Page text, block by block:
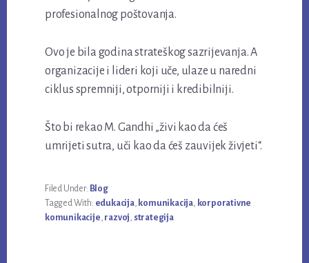
profesionalnog poštovanja.
Ovo je bila godina strateškog sazrijevanja. A
organizacije i lideri koji uče, ulaze u naredni
ciklus spremniji, otporniji i kredibilniji.
Što bi rekao M. Gandhi „živi kao da ćeš
umrijeti sutra, uči kao da ćeš zauvijek živjeti“.
Filed Under: Blog
Tagged With: edukacija, komunikacija, korporativne
komunikacije, razvoj, strategija